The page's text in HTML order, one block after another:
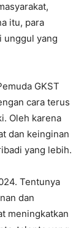
itu, para
unggul yang
GKST
cara terus
Oleh karena
dan keinginan
yang lebih.
Tentunya
dan
meningkatkan